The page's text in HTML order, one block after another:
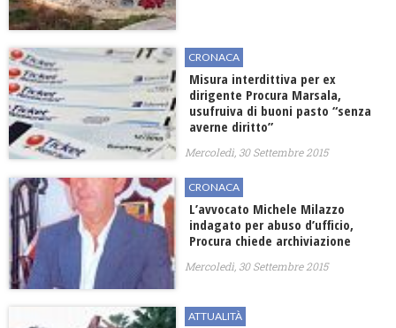
CRONACA
Misura interdittiva per ex
dirigente Procura Marsala,
usufruiva di buoni pasto “senza
averne diritto”
Mercoledì, 30 Settembre 2015
CRONACA
L’avvocato Michele Milazzo
indagato per abuso d’ufficio,
Procura chiede archiviazione
Mercoledì, 30 Settembre 2015
ATTUALITÀ